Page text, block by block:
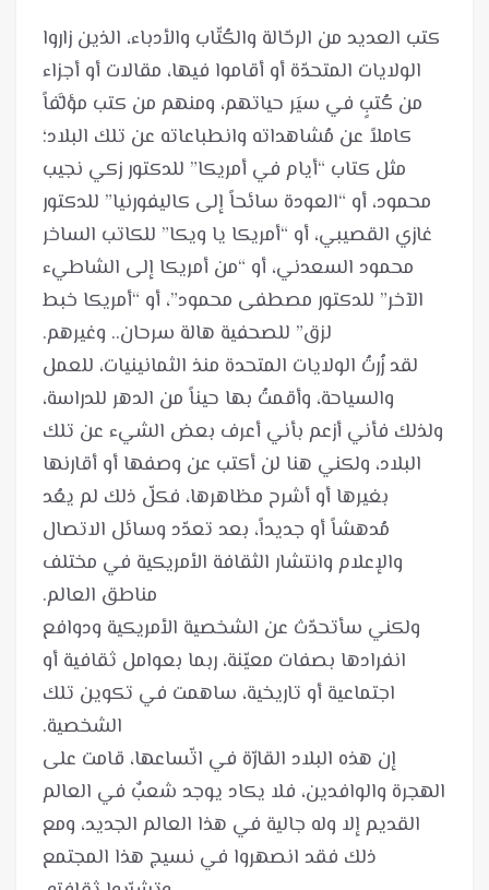
كتب العديد من الرحّالة والكُتّاب والأدباء، الذين زاروا
الولايات المتحدّة أو أقاموا فيها، مقالات أو أجزاء
من كُتبٍ في سيَر حياتهم، ومنهم من كتب مؤلَّفاً
كاملاً عن مُشاهداته وانطباعاته عن تلك البلاد؛
مثل كتاب “أيام في أمريكا” للدكتور زكي نجيب
محمود، أو “العودة سائحاً إلى كاليفورنيا” للدكتور
غازي القصيبي، أو “أمريكا يا ويكا” للكاتب الساخر
محمود السعدني، أو “من أمريكا إلى الشاطيء
الآخر” للدكتور مصطفى محمود”، أو “أمريكا خبط
لقد زُرتُ الولايات المتحدة منذ الثمانينيات، للعمل
والسياحة، وأقمتُ بها حيناً من الدهر للدراسة،
ولذلك فأني أزعم بأني أعرف بعض الشيء عن تلك
البلاد، ولكني هنا لن أكتب عن وصفها أو أقارنها
بغيرها أو أشرح مظاهرها، فكلّ ذلك لم يعُد
مُدهشاً أو جديداً، بعد تعدّد وسائل الاتصال
والإعلام وانتشار الثقافة الأمريكية في مختلف
ولكني سأتحدّث عن الشخصية الأمريكية ودوافع
انفرادها بصفات معيّنة، ربما بعوامل ثقافية أو
اجتماعية أو تاريخية، ساهمت في تكوين تلك
إن هذه البلاد القارّة في اتّساعها، قامت على
الهجرة والوافدين، فلا يكاد يوجد شعبٌ في العالم
القديم إلا وله جالية في هذا العالم الجديد، ومع
ذلك فقد انصهروا في نسيج هذا المجتمع